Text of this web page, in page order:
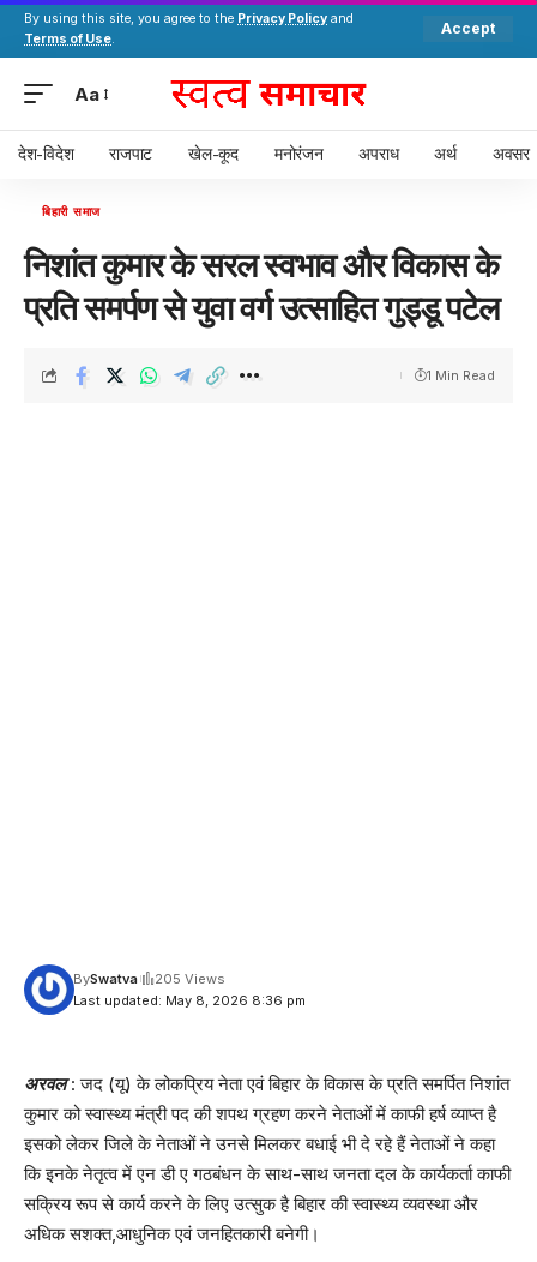
By using this site, you agree to the Privacy Policy and
Terms of Use.
Accept
Aa
देश-विदेश राजपाट खेल-कूद मनोरंजन अपराध अर्थ अवसर
बिहारी समाज
निशांत कुमार के सरल स्वभाव और विकास के
प्रति समर्पण से युवा वर्ग उत्साहित गुड्डू पटेल
Last updated: May 8, 2026 8:36 pm
BySwatva 205 Views
1 Min Read
अरवल: जद (यू) के लोकप्रिय नेता एवं बिहार के विकास के प्रति समर्पित निशांत
कुमार को स्वास्थ्य मंत्री पद की शपथ ग्रहण करने नेताओं में काफी हर्ष व्याप्त है
इसको लेकर जिले के नेताओं ने उनसे मिलकर बधाई भी दे रहे हैं नेताओं ने कहा
कि इनके नेतृत्व में एन डी ए गठबंधन के साथ-साथ जनता दल के कार्यकर्ता काफी
सक्रिय रूप से कार्य करने के लिए उत्सुक है बिहार की स्वास्थ्य व्यवस्था और
अधिक सशक्त,आधुनिक एवं जनहितकारी बनेगी।